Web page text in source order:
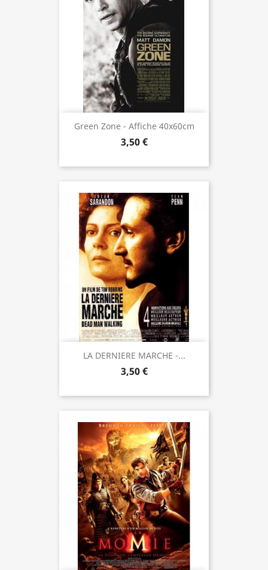
Green Zone - Affiche 40x60cm
3,50 €
LA DERNIERE MARCHE -...
3,50 €